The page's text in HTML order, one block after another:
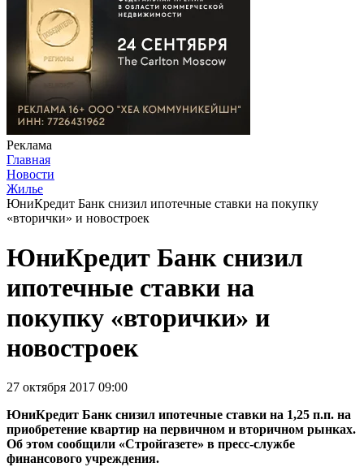
Реклама
Главная
Новости
Жилье
ЮниКредит Банк снизил ипотечные ставки на покупку
«вторички» и новостроек
ЮниКредит Банк снизил
ипотечные ставки на
покупку «вторички» и
новостроек
27 октября 2017 09:00
ЮниКредит Банк снизил ипотечные ставки на 1,25 п.п. на
приобретение квартир на первичном и вторичном рынках.
Об этом сообщили «Стройгазете» в пресс-службе
финансового учреждения.